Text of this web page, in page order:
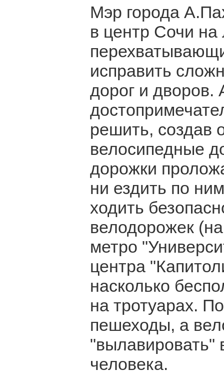
Мэр города
в центр Сочи
исправить
дорог и дворов.
решить, создав
велосипедные
дорожки
ни ездить по
ходить
велодорожек
метро
центра
насколько
на тротуарах.
пешеходы, а
"вылавировать"
человека.